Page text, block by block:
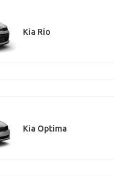
Kia Rio
Kia Optima